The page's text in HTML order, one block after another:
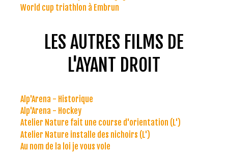
World cup triathlon à Embrun
LES AUTRES FILMS DE
L'AYANT DROIT
Alp'Arena - Historique
Alp'Arena - Hockey
Atelier Nature fait une course d'orientation (L')
Atelier Nature installe des nichoirs (L')
Au nom de la loi je vous vole